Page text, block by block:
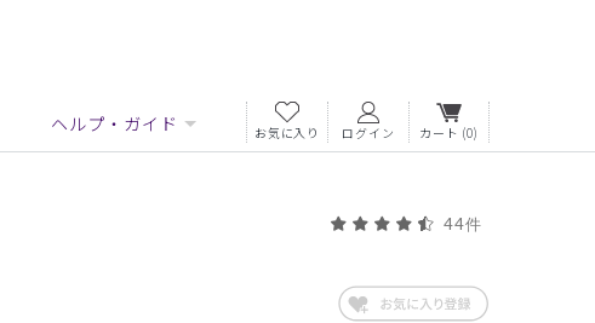
ヘルプ・ガイド お気に入り ログイン カート (0)
44件